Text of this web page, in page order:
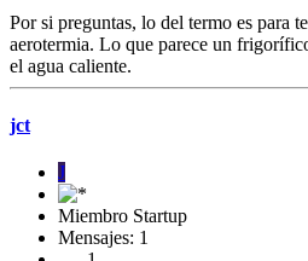
Por si preguntas, lo del termo es para
aerotermia. Lo que parece un
el agua caliente.
jct
J
Miembro Startup
Mensajes: 1